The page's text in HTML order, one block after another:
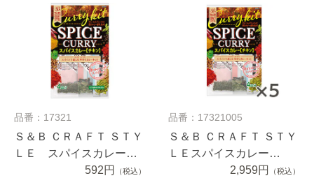
品番：17321
Ｓ＆Ｂ ＣＲＡＦＴ ＳＴＹ
ＬＥ スパイスカレー
592円 （税込）
品番：17321005
Ｓ＆Ｂ ＣＲＡＦＴ ＳＴＹ
ＬＥスパイスカレー
2,959円 （税込）